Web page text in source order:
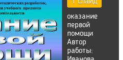
оказание
первой
помощи
Автор
работы: